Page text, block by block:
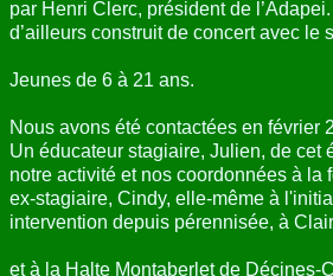
par Henri Clerc, président de
d’ailleurs construit de concert avec le
Jeunes de 6 à 21 ans.
Nous avons été contactées en février
Un éducateur stagiaire, Julien, de cet
notre activité et nos coordonnées à la
ex-stagiaire, Cindy, elle-même à
intervention depuis pérennisée, à
et à la Halte Montaberlet de Décines-